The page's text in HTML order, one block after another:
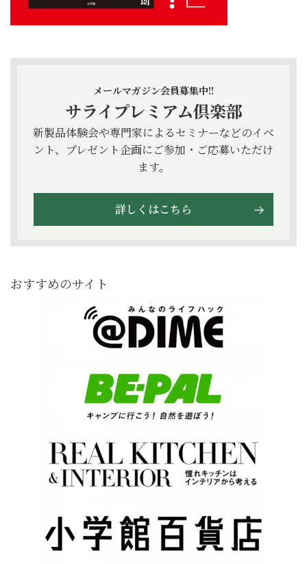
メールマガジン会員募集中!!
サライプレミアム倶楽部
新製品体験会や専門家によるセミナーなどのイベ
ント、プレゼント企画にご参加・ご応募いただけ
ます。
詳しくはこちら
おすすめのサイト